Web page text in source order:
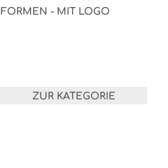
FORMEN - MIT LOGO
ZUR KATEGORIE